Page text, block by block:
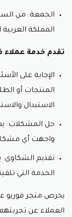
المملكة
تقدم خدمة عملاء
الإجابة على
المنتجات أو
الاستبدال
حل المشكلات:
واجهت أي
تقديم
الخدمة التي
يحرص متجر فوريو
العملاء عن